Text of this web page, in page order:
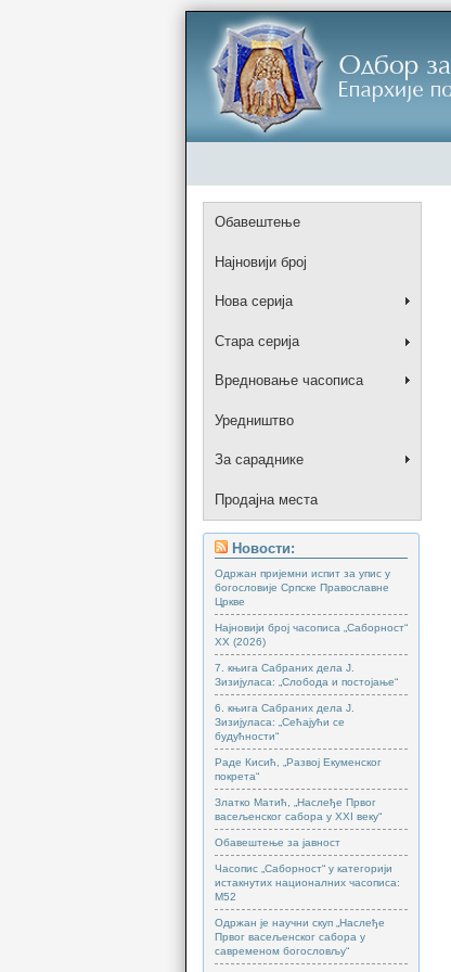
Обавештење
Најновији број
Нова серија
Стара серија
Вредновање часописа
Уредништво
За сараднике
Продајна места
Новости:
Одржан пријемни испит за упис у
богословије Српске Православне
Цркве
Најновији број часописа „Саборност“
XX (2026)
7. књига Сабраних дела Ј.
Зизијуласа: „Слобода и постојање“
6. књига Сабраних дела Ј.
Зизијуласа: „Сећајући се
будућности“
Раде Кисић, „Развој Екуменског
покрета“
Златко Матић, „Наслеђе Првог
васељенског сабора у XXI веку“
Обавештење за јавност
Часопис „Саборност“ у категорији
истакнутих националних часописа:
М52
Одржан је научни скуп „Наслеђе
Првог васељенског сабора у
савременом богословљу“